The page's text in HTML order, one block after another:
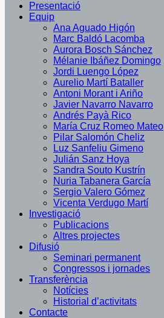
Presentació
Equip
Ana Aguado Higón
Marc Baldó Lacomba
Aurora Bosch Sánchez
Mélanie Ibáñez Domingo
Jordi Luengo López
Aurelio Martí Bataller
Antoni Morant i Ariño
Javier Navarro Navarro
Andrés Payà Rico
María Cruz Romeo Mateo
Pilar Salomón Cheliz
Luz Sanfeliu Gimeno
Julián Sanz Hoya
Sandra Souto Kustrín
Nuria Tabanera García
Sergio Valero Gómez
Vicenta Verdugo Martí
Investigació
Publicacions
Altres projectes
Difusió
Seminari permanent
Congressos i jornades
Transferència
Notícies
Historial d’activitats
Contacte